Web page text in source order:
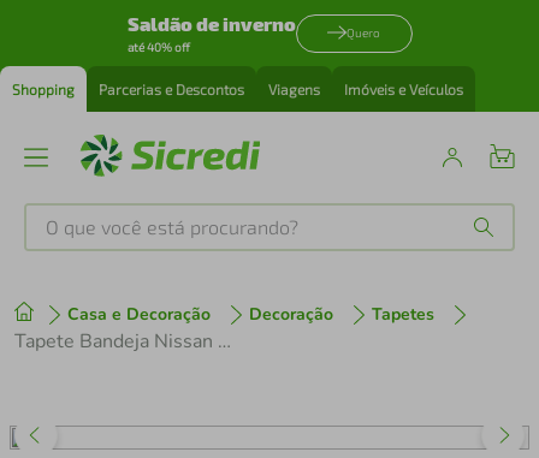
Saldão de inverno
até 40% off
Quero
Shopping Parcerias e Descontos Viagens Imóveis e Veículos
O que você está procurando?
Casa e Decoração Decoração Tapetes
Tapete Bandeja Nissan Frontier Com Borda
1º tenis